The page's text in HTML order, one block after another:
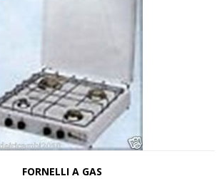
FORNELLI A GAS